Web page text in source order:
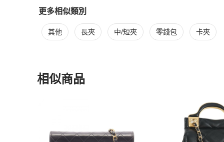
更多相似類別
更多Chanel 女士錢包 / 小皮件相似商品推薦
其他 長夾 中/短夾 零錢包 卡夾
相似商品